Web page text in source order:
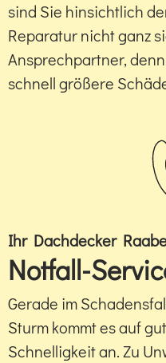
sind Sie hinsichtlich
Reparatur nicht ganz
Ansprechpartner,
schnell größere
Ihr Dachdecker
Notfall-
Gerade im
Sturm kommt es auf
Schnelligkeit an. Zu